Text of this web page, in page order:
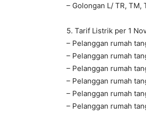
– Golongan L/ TR, TM,
5. Tarif Listrik per 1
– Pelanggan rumah
– Pelanggan rumah
– Pelanggan rumah
– Pelanggan rumah
– Pelanggan rumah
– Pelanggan rumah